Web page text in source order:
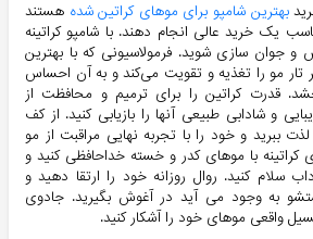
بهترین شامپو برای موهای کراتین شده هستند
یک خرید عالی انجام دهند. با شامپو کراتینه
و جوان سازی شوید. فرمولاسیونی که با بهترین
مو را تغذیه و تقویت می‌کند و به آن احساس
قدرت کراتین را برای ترمیم و محافظت از
و شادابی طبیعی آنها را بازیابی کنید. از کف
ببرید و خود را با تجربه نهایی مراقبت از مو
کراتینه با موهای کدر و خسته خداحافظی کنید و
سلام کنید. روال روزانه خود را ارتقا دهید و
به وجود می آید در آغوش بگیرید. جادوی
واقعی موهای خود را آشکار کنید.